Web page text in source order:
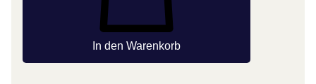
In den Warenkorb